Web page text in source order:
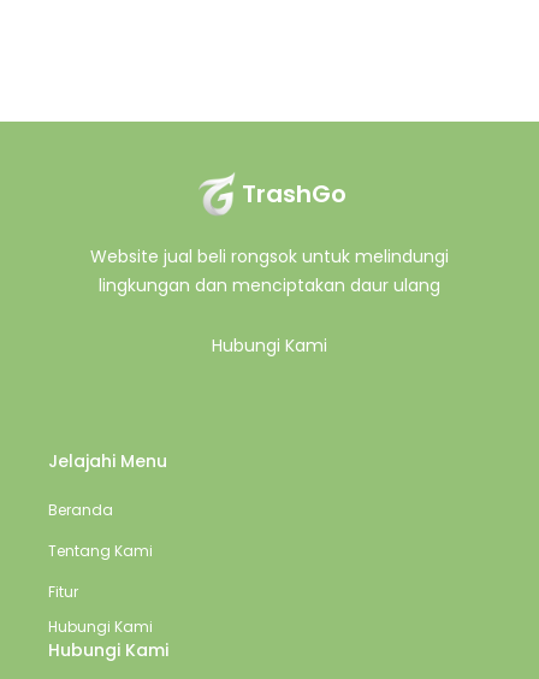
TrashGo
Website jual beli rongsok untuk melindungi
lingkungan dan menciptakan daur ulang
Hubungi Kami
Jelajahi Menu
Beranda
Tentang Kami
Fitur
Hubungi Kami
Hubungi Kami